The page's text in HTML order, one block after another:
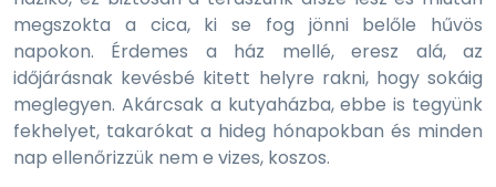
megszokta a cica, ki se fog jönni belőle hűvös
napokon. Érdemes a ház mellé, eresz alá, az
időjárásnak kevésbé kitett helyre rakni, hogy sokáig
meglegyen. Akárcsak a kutyaházba, ebbe is tegyünk
fekhelyet, takarókat a hideg hónapokban és minden
nap ellenőrizzük nem e vizes, koszos.